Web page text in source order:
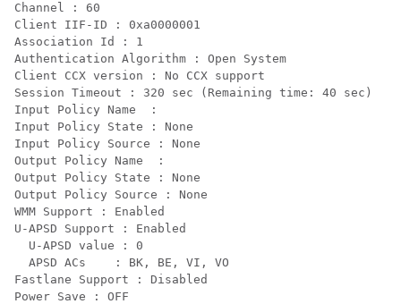
Channel : 60
Client IIF-ID : 0xa0000001
Association Id : 1
Authentication Algorithm : Open System
Client CCX version : No CCX support
Session Timeout : 320 sec (Remaining time: 40 sec)
Input Policy Name  :
Input Policy State : None
Input Policy Source : None
Output Policy Name  :
Output Policy State : None
Output Policy Source : None
WMM Support : Enabled
U-APSD Support : Enabled
  U-APSD value : 0
  APSD ACs    : BK, BE, VI, VO
Fastlane Support : Disabled
Power Save : OFF